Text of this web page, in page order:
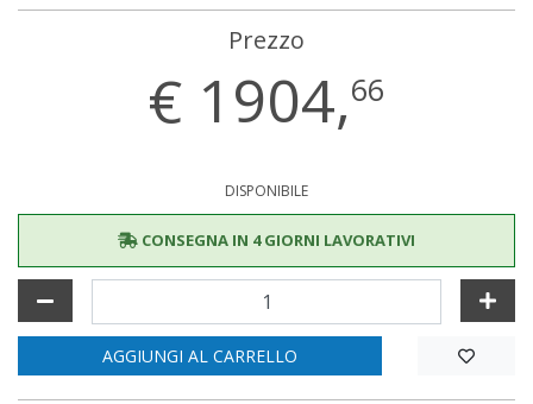
Prezzo
€ 1904,66
DISPONIBILE
CONSEGNA IN 4 GIORNI LAVORATIVI
AGGIUNGI AL CARRELLO